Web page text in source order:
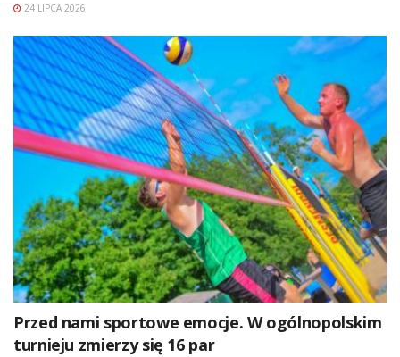
24 LIPCA 2026
Przed nami sportowe emocje. W ogólnopolskim
turnieju zmierzy się 16 par